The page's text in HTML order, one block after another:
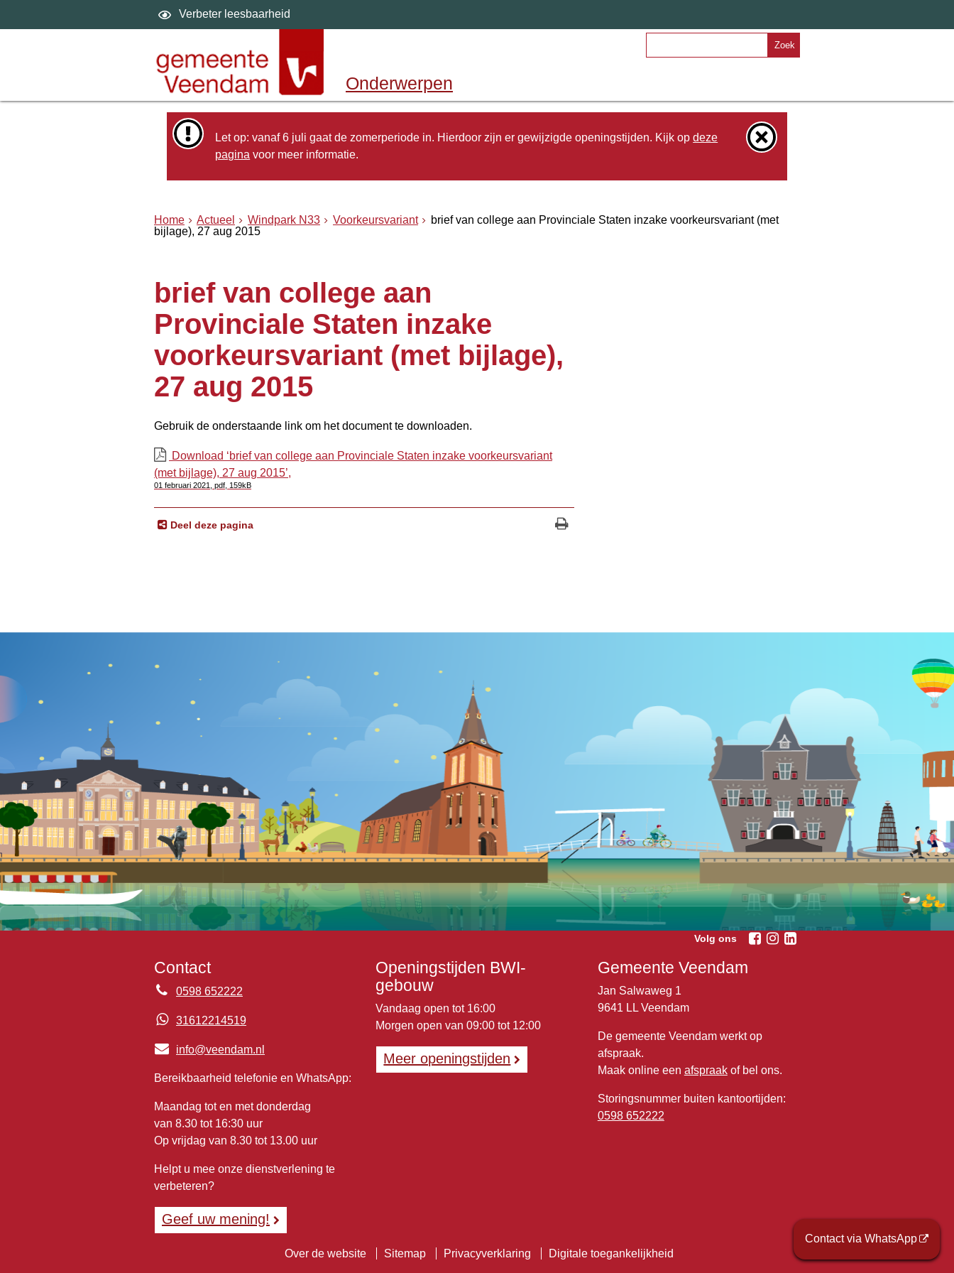
Verbeter leesbaarheid
Contact via WhatsApp
Zoek
Onderwerpen
Let op: vanaf 6 juli gaat de zomerperiode in. Hierdoor zijn er gewijzigde openingstijden. Kijk opdeze
pagina voor meer informatie.
Home Actueel Windpark N33 Voorkeursvariant
brief van college aan Provinciale Staten inzake voorkeursvariant (met
bijlage), 27 aug 2015
brief van college aan
Provinciale Staten inzake
voorkeursvariant (met bijlage),
27 aug 2015
Gebruik de onderstaande link om het document te downloaden.
Download ‘brief van college aan Provinciale Staten inzake voorkeursvariant
(met bijlage), 27 aug 2015’,
01 februari 2021, pdf , 159kB
Deel deze pagina
Volg ons
Contact
0598 652222
31612214519
info@veendam.nl
Bereikbaarheid telefonie en WhatsApp:
Maandag tot en met donderdag
van 8.30 tot 16:30 uur
Op vrijdag van 8.30 tot 13.00 uur
Helpt u mee onze dienstverlening te
verbeteren?
Geef uw mening!
Openingstijden BWI-
gebouw
Vandaag open tot 16:00
Morgen open van 09:00 tot 12:00
Meer openingstijden
Gemeente Veendam
Jan Salwaweg 1
9641 LL Veendam
De gemeente Veendam werkt op
afspraak.
Maak online een afspraakof bel ons.
Storingsnummer buiten kantoortijden:
0598 652222
Over de website Sitemap Privacyverklaring Digitale toegankelijkheid